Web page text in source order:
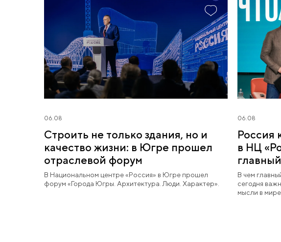
06.08
Строить не только здания, но и
качество жизни: в Югре прошел
отраслевой форум
В Национальном центре «Россия» в Югре прошел
форум «Города Югры. Архитектура. Люди. Характер».
06.08
Россия
в НЦ
В чем
сегодня
мысли в